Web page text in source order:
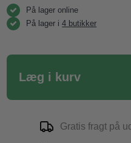
På lager online
På lager i4 butikker
Læg i kurv
Gratis fragt på